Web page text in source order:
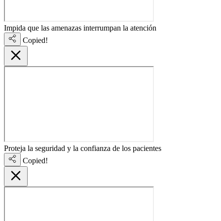
Impida que las amenazas interrumpan la atención
Copied!
Proteja la seguridad y la confianza de los pacientes
Copied!